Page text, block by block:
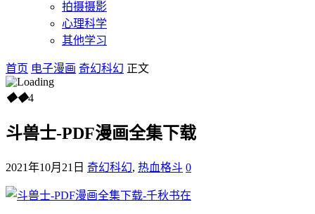
拍摄摄影
心理科学
其他学习
首页 电子漫画 奇幻科幻 正文
◆◆4
斗兽士-PDF漫画全集下载
2021年10月21日 奇幻科幻, 热血格斗 0